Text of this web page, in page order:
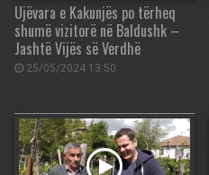
Ujëvara e Kakunjës po tërheq
shumë vizitorë në Baldushk –
Jashtë Vijës së Verdhë
25/05/2024 13:50